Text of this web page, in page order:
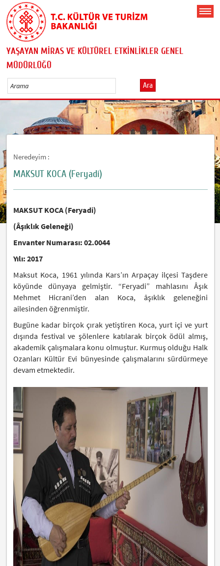
YAŞAYAN MİRAS VE KÜLTÜREL ETKİNLİKLER GENEL
MÜDÜRLÜĞÜ
Ara
Neredeyim :
MAKSUT KOCA (Feryadi)
MAKSUT KOCA (Feryadi)
(Âşıklık Geleneği)
Envanter Numarası: 02.0044
Yılı: 2017
Maksut Koca, 1961 yılında Kars’ın Arpaçay ilçesi Taşdere
köyünde dünyaya gelmiştir. “Feryadi” mahlasını Âşık
Mehmet Hicrani’den alan Koca, âşıklık geleneğini
ailesinden öğrenmiştir.
Bugüne kadar birçok çırak yetiştiren Koca, yurt içi ve yurt
dışında festival ve şölenlere katılarak birçok ödül almış,
akademik çalışmalara konu olmuştur. Kurmuş olduğu Halk
Ozanları Kültür Evi bünyesinde çalışmalarını sürdürmeye
devam etmektedir.